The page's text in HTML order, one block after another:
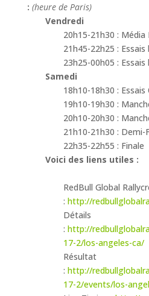
: (heure de Paris)
Vendredi
20h15-21h30 : Média
21h45-22h25 : Essais
23h25-00h05 : Essais
Samedi
18h10-18h30 : Essais
19h10-19h30 :
20h10-20h30 :
21h10-21h30 : Demi-
22h35-22h55 : Finale
Voici des liens utiles :
RedBull Global
: http://
Détails
: http://
17-2/los-angeles-ca/
Résultat
: http://
17-2/events/los-